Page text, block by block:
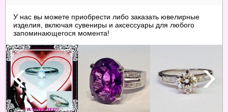
У нас вы можете приобрести либо заказать ювелирные
изделия, включая сувениры и аксессуары для любого
запоминающегося момента!